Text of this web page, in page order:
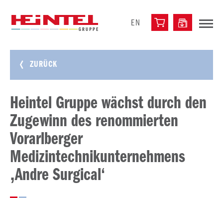
EN
ZURÜCK
Heintel Gruppe wächst durch den
Zugewinn des renommierten
Vorarlberger
Medizintechnikunternehmens
‚Andre Surgical‘